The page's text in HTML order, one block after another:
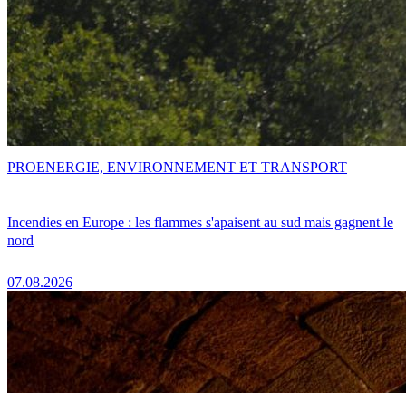
Incendies en Europe : les flammes s'apaisent au sud mais gagnent le
nord
07.08.2026
PROENERGIE, ENVIRONNEMENT ET TRANSPORT